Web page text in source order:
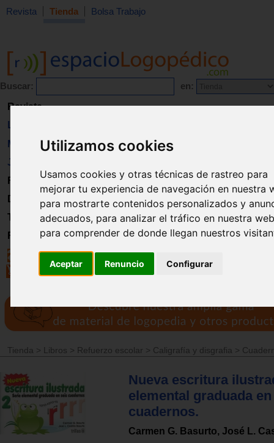
Utilizamos cookies
Usamos cookies y otras técnicas de rastreo para
mejorar tu experiencia de navegación en nuestra
para mostrarte contenidos personalizados y
adecuados, para analizar el tráfico en nuestra
para comprender de donde llegan nuestros
Aceptar Renuncio Configurar
Revista Tienda Bolsa Trabajo
Buscar: en:
Revista
Libros
Material
Juguetes
Formación
Directorio
Trabajo
Registro
Tienda > Libros > Refuerzo escolar > Caligrafía y disgrafia >
Nueva escritura
elemental graduada
cuadernos.
Carmen G. Basurto, José L.